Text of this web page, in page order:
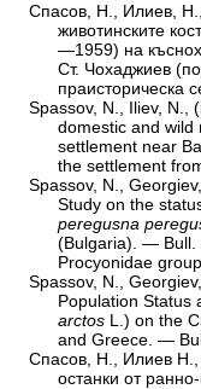
Спасов, Н., Илиев,
животинските
—1959) на
Ст. Чохаджиев
праисторическа
Spassov, N., Iliev, N.,
domestic and wild
settlement near
the settlement
Spassov, N.,
Study on the
peregusna
(Bulgaria). — Bull.
Procyonidae
Spassov, N.,
Population Status
arctos L.) on the
and Greece. —
Спасов, Н., Илиев Н.,
останки от